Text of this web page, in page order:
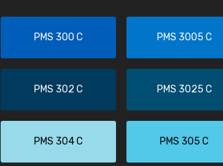
PMS 300 C PMS 3005 C
PMS 302 C PMS 3025 C
PMS 304 C PMS 305 C